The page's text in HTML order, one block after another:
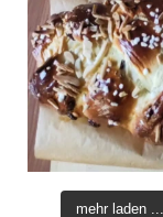
mehr laden ...